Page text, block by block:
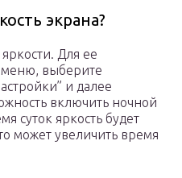
экрана?
Для ее
меню, выберите
и далее
включить ночной
суток яркость будет
может увеличить время